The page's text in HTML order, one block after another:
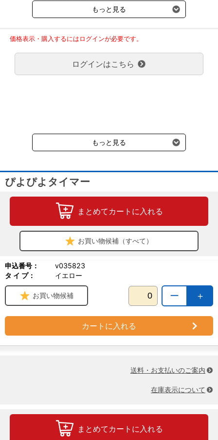
※2017年11月14日（火）より沖縄県へのお届けにつきましては、1
回のご注文金額（税込）が、30,000円以上で配送無料となります。
ご了承のほどよろしくお願い致します。
弊社都合でお届けが２回以上に分かれる場合の送料負担は、１回分
のみで新たな送料は発生しません。
大型商品送料が必要な商品をご注文の場合は、大型商品送料のみご
負担頂きます。
受けます。
もっと見る
価格表示・購入するにはログインが必要です。
ログインはこちら
もっと見る
ぴよぴよタイマー
まとめてカートに入れる
お買い物候補（すべて）
申込番号：
v035823
タ イ プ：
イエロー
＋
ー
お買い物候補
カートに入れる
送料・お支払いのご案内
在庫表示について
まとめてカートに入れる